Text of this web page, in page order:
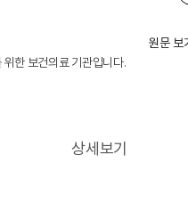
원문 보
한 보건의료 기관입니다.
상세보기